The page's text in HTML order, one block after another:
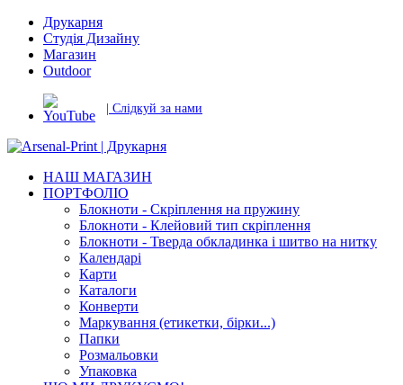
Друкарня
Студія Дизайну
Магазин
Outdoor
| Слідкуй за нами
НАШ МАГАЗИН
ПОРТФОЛІО
Блокноти - Скріплення на пружину
Блокноти - Клейовий тип скріплення
Блокноти - Тверда обкладинка і шитво на нитку
Календарі
Карти
Каталоги
Конверти
Маркування (етикетки, бірки...)
Папки
Розмальовки
Упаковка